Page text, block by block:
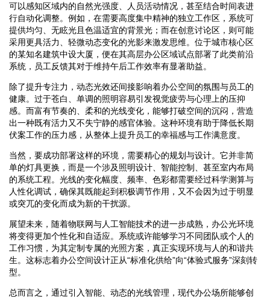
可以感知区域内的自然光强度、人员活动情况，甚至结合时间表进
行自动化调整。例如，在需要高度集中精神的独立工作区，系统可
提供均匀、无眩光且色温适宜的背景光；而在创意讨论区，则可能
采用更具活力、轻微动态变化的光影来激发思维。位于城市核心区
的某知名建筑中设大厦，便在其高层办公区域试点部署了此类前沿
系统，员工反馈其对于维持午后工作效率有显著助益。
除了提升专注力，动态光效还间接影响着办公空间的氛围与员工的
健康。过于苍白、单调的照明容易引发视觉疲劳与心理上的压抑
感。而富有节奏的、柔和的光线变化，能够打破空间的沉闷，营造
出一种既有活力又不失宁静的感官体验。这种环境有助于降低长期
伏案工作的压力感，从整体上提升员工的幸福感与工作满意度。
当然，要成功部署这样的环境，需要精心的规划与设计。它并非简
单的灯具更换，而是一个涉及照明设计、智能控制、甚至室内布局
的系统工程。光线的变化幅度、频率、色彩都需要经过科学测算与
人性化调试，确保其既能起到积极调节作用，又不会因为过于明显
或突兀的变化而成为新的干扰源。
展望未来，随着物联网与人工智能技术的进一步成熟，办公光环境
将变得更加个性化和自适应。系统或许能够学习不同团队或个人的
工作习惯，为其定制专属的光照方案，真正实现环境与人的和谐共
生。这标志着办公空间设计正从“标准化供给”向“体验式服务”深刻转
型。
总而言之，通过引入智能、动态的光线管理，现代办公场所能够创